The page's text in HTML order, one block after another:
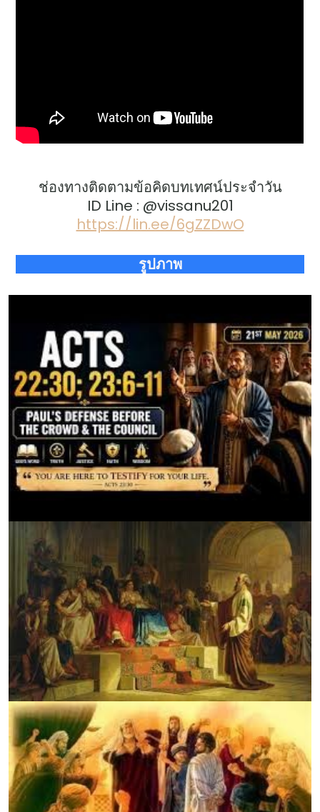
ช่องทางติดตามข้อคิดบทเทศน์ประจำวัน
ID Line : @vissanu201
https://lin.ee/6gZZDwO
รูปภาพ